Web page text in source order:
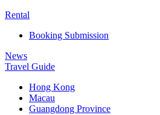
Rental
Booking Submission
News
Travel Guide
Hong Kong
Macau
Guangdong Province